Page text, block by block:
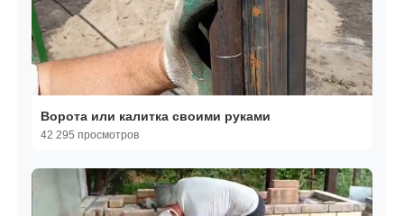
Ворота или калитка своими руками
42 295 просмотров